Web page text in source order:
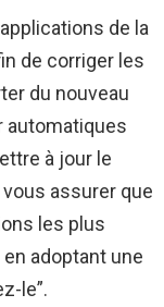
de la
de corriger les
du nouveau
automatiques
à jour le
vous assurer que
les plus
adoptant une
le”.